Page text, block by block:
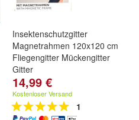
Insektenschutzgitter
Magnetrahmen 120x120 cm
Fliegengitter Mückengitter
Gitter
14,99 €
Kostenloser Versand
1